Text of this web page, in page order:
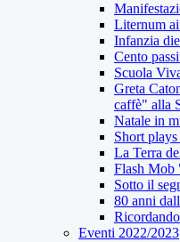
Liternum
Infanzia
Cento
Scuola
Greta
caffè" alla
Natale in
Short
La Terra
Flash Mob
Sotto il
80 anni
Eventi 2022/2023